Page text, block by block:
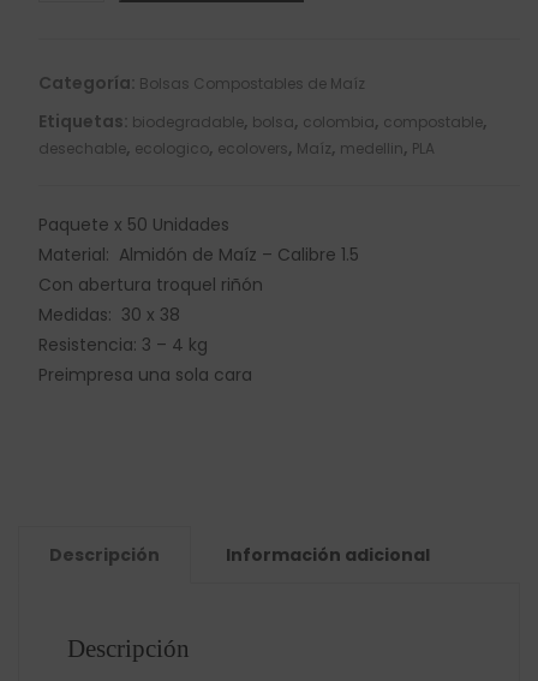
x
Unidades
cantidad
Categoría: Bolsas Compostables de Maíz
Etiquetas: biodegradable, bolsa, colombia, compostable,
desechable, ecologico, ecolovers, Maíz, medellin, PLA
Paquete x 50 Unidades
Material: Almidón de Maíz – Calibre 1.5
Con abertura troquel riñón
Medidas: 30 x 38
Resistencia: 3 – 4 kg
Preimpresa una sola cara
Descripción Información adicional
Descripción